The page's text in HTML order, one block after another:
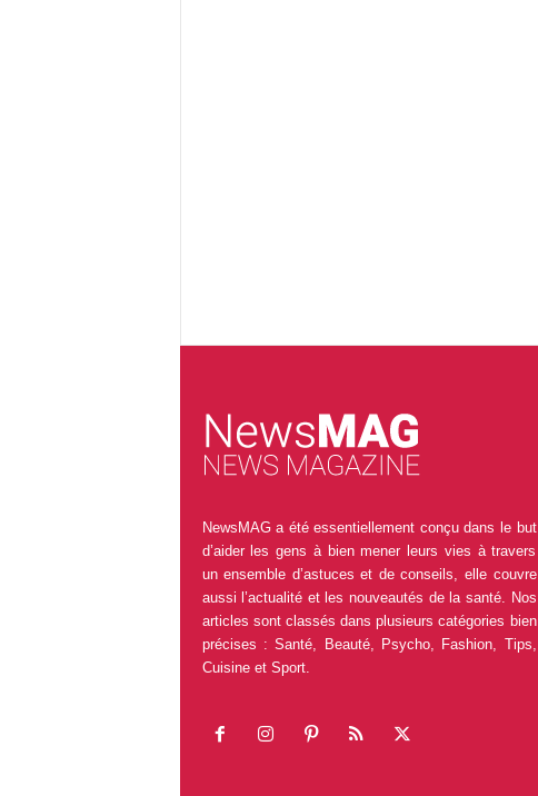
NewsMAG a été essentiellement conçu dans le but
d’aider les gens à bien mener leurs vies à travers
un ensemble d’astuces et de conseils, elle couvre
aussi l’actualité et les nouveautés de la santé. Nos
articles sont classés dans plusieurs catégories bien
précises : Santé, Beauté, Psycho, Fashion, Tips,
Cuisine et Sport.